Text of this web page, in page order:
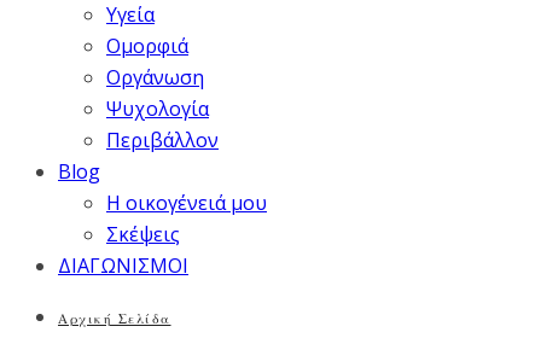
Υγεία
Ομορφιά
Οργάνωση
Ψυχολογία
Περιβάλλον
Blog
Η οικογένειά μου
Σκέψεις
ΔΙΑΓΩΝΙΣΜΟΙ
Αρχική Σελίδα